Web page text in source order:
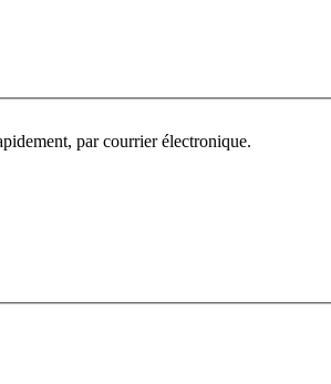
par courrier électronique.